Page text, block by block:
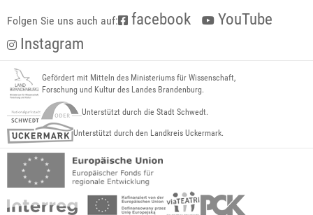
Folgen Sie uns auch auf: facebook
YouTube
Instagram
Gefördert mit Mitteln des Ministeriums für Wissenschaft,
Forschung und Kultur des Landes Brandenburg.
Unterstützt durch die Stadt Schwedt.
Unterstützt durch den Landkreis Uckermark.